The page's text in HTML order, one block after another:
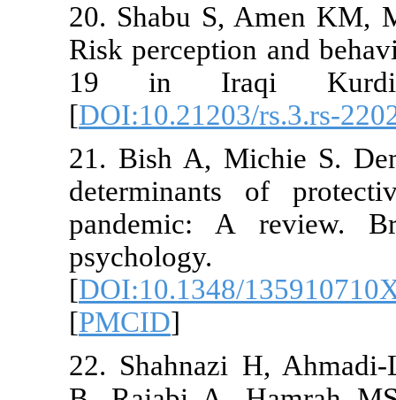
20. Shabu
Risk
19 in
[
21. Bish A,
pandemic:
[
22.